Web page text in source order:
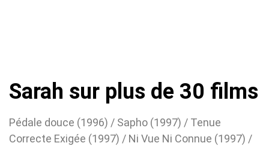
Sarah sur plus de 30 films
Pédale douce (1996) / Sapho (1997) / Tenue
Correcte Exigée (1997) / Ni Vue Ni Connue (1997) /